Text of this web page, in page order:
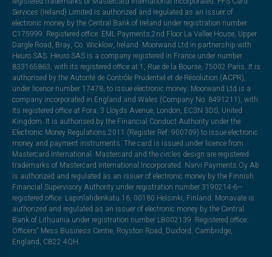
Services (Ireland) Limited is authorized and regulated as an issuer of
electronic money by the Central Bank of Ireland under registration number
C175999. Registered office: EML Payments,2nd Floor La Vallee House, Upper
Dargle Road, Bray, Co. Wicklow, Ireland. Moorwand Ltd in partnership with
Heuro SAS. Heuro SAS is a company registered in France under number
833165863, with its registered office at 1, Rue de la Bourse, 75002 Paris. It is
authorised by the Autorité de Contrôle Prudentiel et de Résolution (ACPR),
under licence number 17478, to issue electronic money. Moorwand Ltd is a
company incorporated in England and Wales (Company No. 8491211), with
its registered office at Fora, 3 Lloyds Avenue, London, EC3N 3DS, United
Kingdom. It is authorised by the Financial Conduct Authority under the
Electronic Money Regulations 2011 (Register Ref: 900709) to issue electronic
money and payment instruments. The card is issued under licence from
Mastercard International. Mastercard and the circles design are registered
trademarks of Mastercard International Incorporated. Narvi Payments Oy Ab
is authorized and regulated as an issuer of electronic money by the Finnish
Financial Supervisory Authority under registration number 3190214-6—
registered office: Lapinlahdenkatu 16, 00180 Helsinki, Finland. Monavate is
authorized and regulated as an issuer of electronic money by the Central
Bank of Lithuania under registration number LB002139. Registered office:
Officers' Mess Business Centre, Royston Road, Duxford, Cambridge,
England, CB22 4QH.